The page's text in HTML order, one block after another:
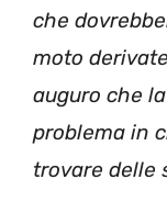
che
moto
auguro che
problema in
trovare delle